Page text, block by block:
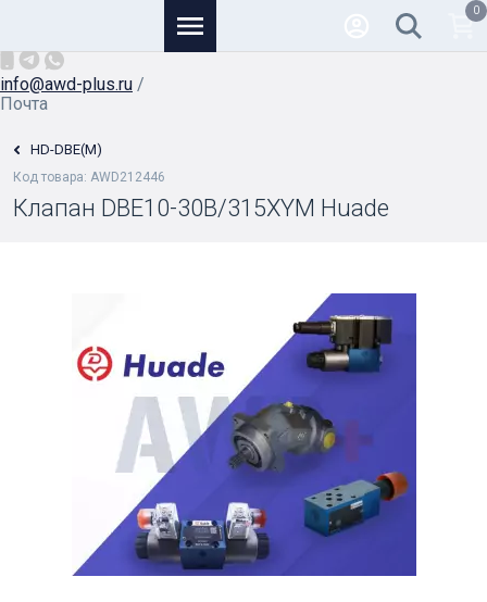
info@awd-plus.ru /
Почта
0
HD-DBE(M)
Код товара: AWD212446
Клапан DBE10-30B/315XYM Huade